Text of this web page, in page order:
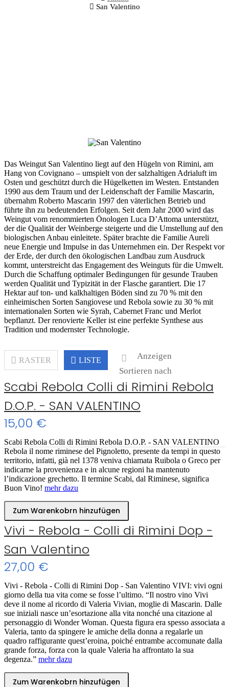
San Valentino
Das Weingut San Valentino liegt auf den Hügeln von Rimini, am
Hang von Covignano – umspielt von der salzhaltigen Adrialuft im
Osten und geschützt durch die Hügelketten im Westen. Entstanden
1990 aus dem Traum und der Leidenschaft der Familie Mascarin,
übernahm Roberto Mascarin 1997 den väterlichen Betrieb und
führte ihn zu bedeutenden Erfolgen. Seit dem Jahr 2000 wird das
Weingut vom renommierten Önologen Luca D’Attoma unterstützt,
der die Qualität der Weinberge steigerte und die Umstellung auf den
biologischen Anbau einleitete. Später brachte die Familie Aureli
neue Energie und Impulse in das Unternehmen ein. Der Respekt vor
der Erde, der durch den ökologischen Landbau zum Ausdruck
kommt, unterstreicht das Engagement des Weinguts für die Umwelt.
Durch die Schaffung optimaler Bedingungen für gesunde Trauben
werden Qualität und Typizität in der Flasche garantiert. Die 17
Hektar auf ton- und kalkhaltigen Böden sind zu 70 % mit den
einheimischen Sorten Sangiovese und Rebola sowie zu 30 % mit
internationalen Sorten wie Syrah, Cabernet Franc und Merlot
bepflanzt. Der renovierte Keller ist eine perfekte Synthese aus
Tradition und modernster Technologie.
RASTER LISTE
Anzeigen
Sortieren nach
Scabi Rebola Colli di Rimini Rebola
D.O.P. - SAN VALENTINO
15,00 €
Scabi Rebola Colli di Rimini Rebola D.O.P. - SAN VALENTINO
Rebola il nome riminese del Pignoletto, presente da tempi in questo
territorio, infatti, già nel 1378 veniva chiamata Ruibola o Greco per
indicarne la provenienza e in alcune regioni ha mantenuto
l’indicazione grechetto. Il termine Scabi, dal Riminese, significa
Buon Vino! mehr dazu
Zum Warenkobrn hinzufügen
Vivi - Rebola - Colli di Rimini Dop -
San Valentino
27,00 €
Vivi - Rebola - Colli di Rimini Dop - San Valentino VIVI: vivi ogni
giorno della tua vita come se fosse l’ultimo. “Il nostro vino Vivi
deve il nome al ricordo di Valeria Vivian, moglie di Mascarin. Dalle
sue iniziali nasce un’esortazione alla vita nonché una citazione al
personaggio di Wonder Woman. Questa figura era spesso associata a
Valeria, tanto da spingere le amiche della donna a regalarle un
quadro raffigurante quest’eroina, poiché entrambe accomunate dalla
grande forza, forza con la quale Valeria ha affrontato la sua
degenza.” mehr dazu
Zum Warenkobrn hinzufügen